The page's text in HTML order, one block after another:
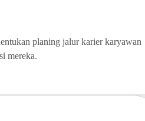
planing jalur karier karyawan
mereka.